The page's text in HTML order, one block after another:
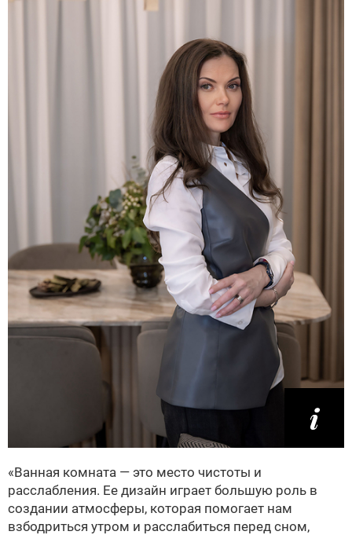
«Ванная комната — это место чистоты и
расслабления. Ее дизайн играет большую роль в
создании атмосферы, которая помогает нам
взбодриться утром и расслабиться перед сном,